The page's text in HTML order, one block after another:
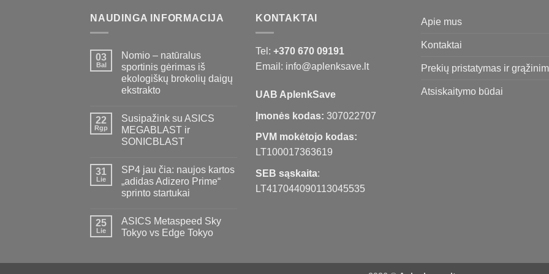
NAUDINGA INFORMACIJA
03
Bal
Nomio – natūralus
sportinis gėrimas iš
ekologiškų brokolių daigų
ekstrakto
22
Rgp
Susipažink su ASICS
MEGABLAST ir
SONICBLAST
31
Lie
SP4 jau čia: naujos kartos
„adidas Adizero Prime“
sprinto startukai
25
Lie
ASICS Metaspeed Sky
Tokyo vs Edge Tokyo
KONTAKTAI
Tel: +370 670 09191
Email: info@aplenksave.lt
UAB AplenkSave
Įmonės kodas: 307022707
PVM mokėtojo kodas:
LT100017363619
SEB sąskaita:
LT417044090113045535
Apie mus
Kontaktai
Prekių pristatymas ir
Atsiskaitymo būdai